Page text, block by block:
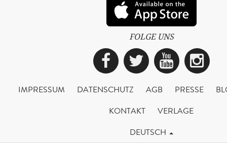
FOLGE UNS
Facebook
Twitter
IMPRESSUM DATENSCHUTZ AGB PRESSE
KONTAKT
VERLAGE
DEUTSCH